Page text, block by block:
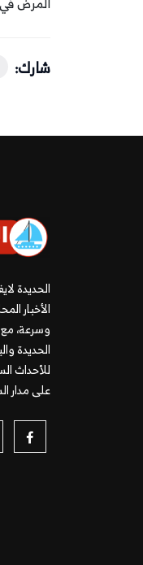
شارك:
الحديدة
الأخبار
وسرعة،
الحديدة
للأحداث
على مدار